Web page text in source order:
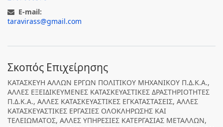
E-mail:
taravirass@gmail.com
Σκοπός Επιχείρησης
ΚΑΤΑΣΚΕΥΗ ΑΛΛΩΝ ΕΡΓΩΝ ΠΟΛΙΤΙΚΟΥ ΜΗΧΑΝΙΚΟΥ Π.Δ.Κ.Α.,
ΑΛΛΕΣ ΕΞΕΙΔΙΚΕΥΜΕΝΕΣ ΚΑΤΑΣΚΕΥΑΣΤΙΚΕΣ ΔΡΑΣΤΗΡΙΟΤΗΤΕΣ
Π.Δ.Κ.Α., ΑΛΛΕΣ ΚΑΤΑΣΚΕΥΑΣΤΙΚΕΣ ΕΓΚΑΤΑΣΤΑΣΕΙΣ, ΑΛΛΕΣ
ΚΑΤΑΣΚΕΥΑΣΤΙΚΕΣ ΕΡΓΑΣΙΕΣ ΟΛΟΚΛΗΡΩΣΗΣ ΚΑΙ
ΤΕΛΕΙΩΜΑΤΟΣ, ΑΛΛΕΣ ΥΠΗΡΕΣΙΕΣ ΚΑΤΕΡΓΑΣΙΑΣ ΜΕΤΑΛΛΩΝ,